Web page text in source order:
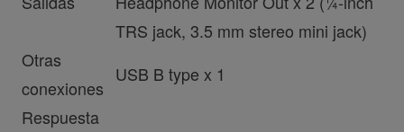
TRS jack, 3.5 mm stereo mini jack)
Otras
conexiones
USB B type x 1
Respuesta